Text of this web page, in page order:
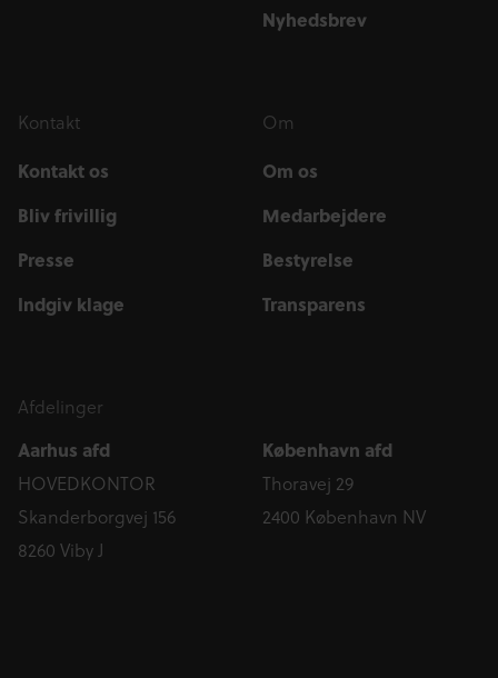
Nyhedsbrev
Kontakt
Kontakt os
Bliv frivillig
Presse
Indgiv klage
Om
Om os
Medarbejdere
Bestyrelse
Transparens
Afdelinger
Aarhus afd
HOVEDKONTOR
Skanderborgvej 156
8260 Viby J
København afd
Thoravej 29
2400 København NV